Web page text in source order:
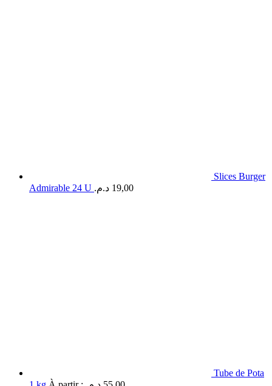
Slices Burger
Admirable 24 U
19,00 د.م.
Tube de Pota